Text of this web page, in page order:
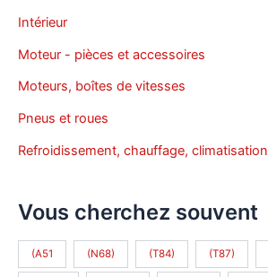
Intérieur
Moteur - pièces et accessoires
Moteurs, boîtes de vitesses
Pneus et roues
Refroidissement, chauffage, climatisation
Vous cherchez souvent
(A51 (N68) (T84) (T87)